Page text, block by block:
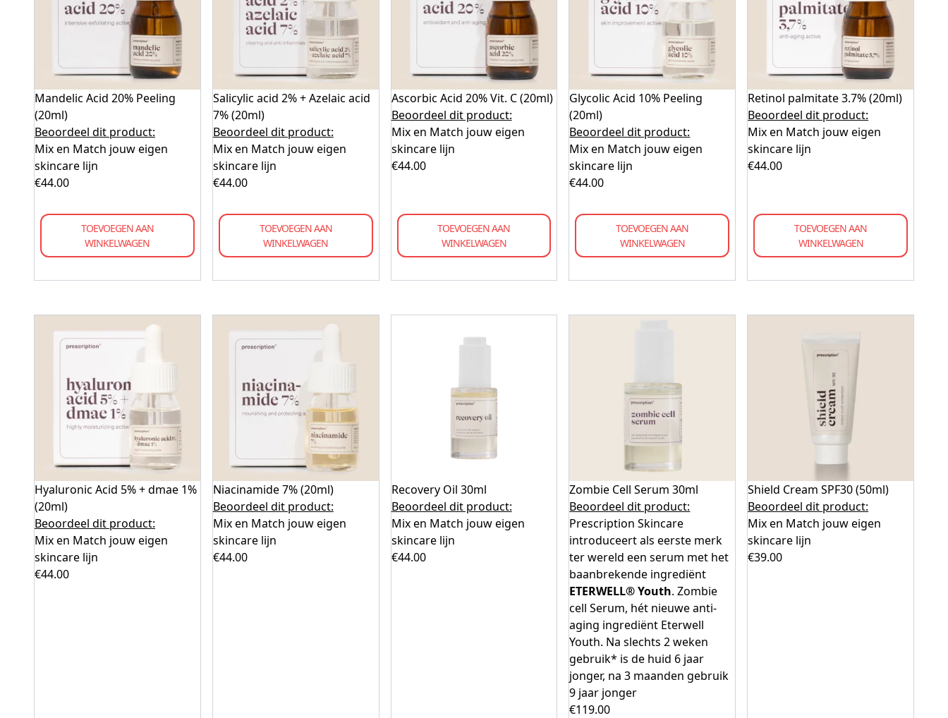
Mandelic Acid 20% Peeling
(20ml)
Beoordeel dit product:
Mix en Match jouw eigen
skincare lijn
€44.00
TOEVOEGEN AAN
WINKELWAGEN
Salicylic acid 2% + Azelaic acid
7% (20ml)
Beoordeel dit product:
Mix en Match jouw eigen
skincare lijn
€44.00
TOEVOEGEN AAN
WINKELWAGEN
Ascorbic Acid 20% Vit. C (20ml)
Beoordeel dit product:
Mix en Match jouw eigen
skincare lijn
€44.00
TOEVOEGEN AAN
WINKELWAGEN
Glycolic Acid 10% Peeling
(20ml)
Beoordeel dit product:
Mix en Match jouw eigen
skincare lijn
€44.00
TOEVOEGEN AAN
WINKELWAGEN
Retinol palmitate 3.7% (20ml)
Beoordeel dit product:
Mix en Match jouw eigen
skincare lijn
€44.00
TOEVOEGEN AAN
WINKELWAGEN
Hyaluronic Acid 5% + dmae 1%
(20ml)
Beoordeel dit product:
Mix en Match jouw eigen
skincare lijn
€44.00
Niacinamide 7% (20ml)
Beoordeel dit product:
Mix en Match jouw eigen
skincare lijn
€44.00
Recovery Oil 30ml
Beoordeel dit product:
Mix en Match jouw eigen
skincare lijn
€44.00
Zombie Cell Serum 30ml
Beoordeel dit product:
Prescription Skincare
introduceert als eerste merk
ter wereld een serum met het
baanbrekende ingrediënt
ETERWELL® Youth. Zombie
cell Serum, hét nieuwe anti-
aging ingrediënt Eterwell
Youth. Na slechts 2 weken
gebruik* is de huid 6 jaar
jonger, na 3 maanden gebruik
9 jaar jonger
€119.00
Shield Cream SPF30 (50ml)
Beoordeel dit product:
Mix en Match jouw eigen
skincare lijn
€39.00